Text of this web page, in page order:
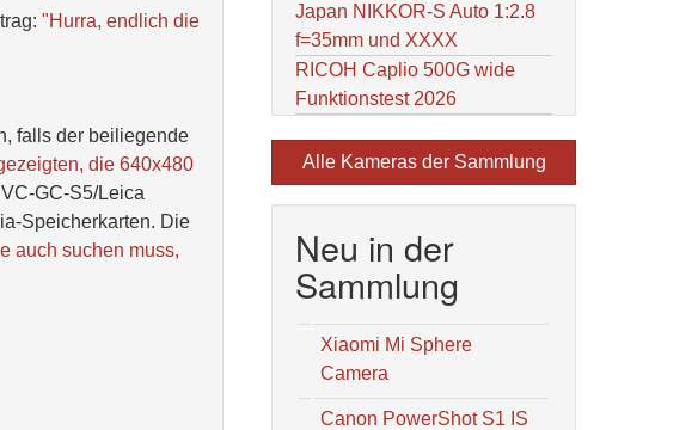
"Hurra, endlich die
falls der beiliegende
die 640x480
GC-S5/Leica
Speicherkarten. Die
auch suchen muss,
Japan NIKKOR-S Auto 1:2.8
f=35mm und XXXX
RICOH Caplio 500G wide
Funktionstest 2026
Alle Kameras der Sammlung
Neu in der
Sammlung
Xiaomi Mi Sphere
Camera
Canon PowerShot S1 IS